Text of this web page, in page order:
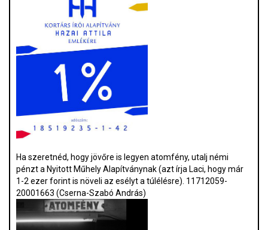
Ha szeretnéd, hogy jövőre is legyen atomfény, utalj némi
pénzt a Nyitott Műhely Alapítványnak (azt írja Laci, hogy már
1-2 ezer forint is növeli az esélyt a túlélésre). 11712059-
20001663 (Cserna-Szabó András)